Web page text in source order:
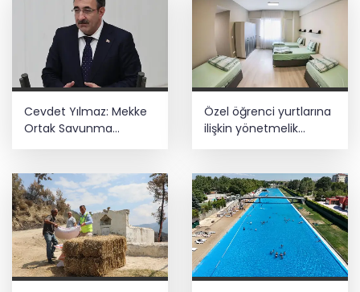
Cevdet Yılmaz: Mekke
Ortak Savunma
Anlaşması bölgesel
sağlayacak
Özel öğrenci yurtlarına
ilişkin yönetmelik
değişikliği... Geçiş süresi